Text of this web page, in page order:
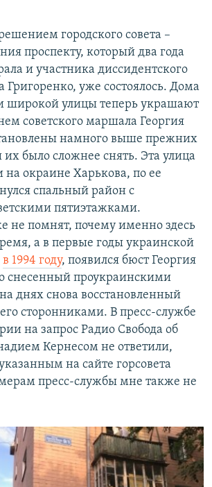
городского совета –
проспекту, который два года
и участника диссидентского
уже состоялось. Дома
широкой улицы теперь украшают
советского маршала Георгия
намного выше прежних
было сложнее снять. Эта улица
на окраине Харькова, по ее
спальный район с
пятиэтажками.
не помнят, почему именно здесь
а в первые годы украинской
в 1994 году, появился бюст Георгия
снесенный проукраинскими
днях снова восстановленный
сторонниками. В пресс-службе
на запрос Радио Свобода об
Кернесом не ответили,
на сайте горсовета
пресс-службы мне также не